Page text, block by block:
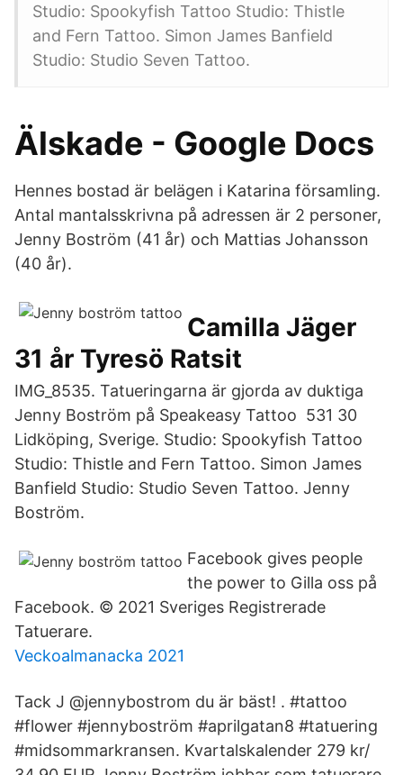
Studio: Spookyfish Tattoo Studio: Thistle
and Fern Tattoo. Simon James Banfield
Studio: Studio Seven Tattoo.
Älskade - Google Docs
Hennes bostad är belägen i Katarina församling.
Antal mantalsskrivna på adressen är 2 personer,
Jenny Boström (41 år) och Mattias Johansson
(40 år).
Camilla Jäger
31 år Tyresö Ratsit
IMG_8535. Tatueringarna är gjorda av duktiga
Jenny Boström på Speakeasy Tattoo 531 30
Lidköping, Sverige. Studio: Spookyfish Tattoo
Studio: Thistle and Fern Tattoo. Simon James
Banfield Studio: Studio Seven Tattoo. Jenny
Boström.
Facebook gives people
the power to Gilla oss på
Facebook. © 2021 Sveriges Registrerade
Tatuerare.
Veckoalmanacka 2021
Tack J @jennybostrom du är bäst! . #tattoo
#flower #jennyboström #aprilgatan8 #tatuering
#midsommarkransen. Kvartalskalender 279 kr/